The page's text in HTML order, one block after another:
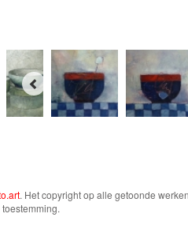
. Het copyright op alle getoonde